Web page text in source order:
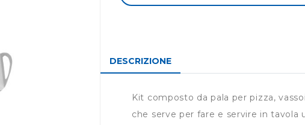
DESCRIZIONE
Kit composto da pala per pizza,
che serve per fare e servire in tavola